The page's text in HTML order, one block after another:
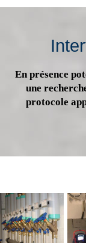
En présence
une
protocole